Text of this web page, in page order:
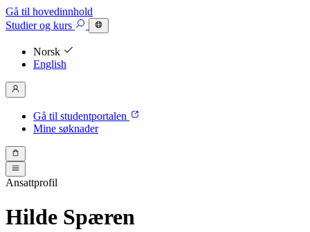
Gå til hovedinnhold
Studierog kurs
Norsk
English
Gå til studentportalen
Mine søknader
Ansattprofil
Hilde Spæren